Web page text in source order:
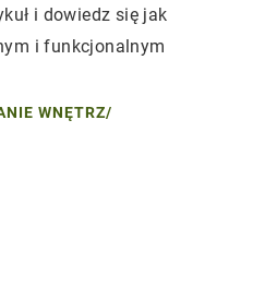
i dowiedz się jak
i funkcjonalnym
WNĘTRZ/